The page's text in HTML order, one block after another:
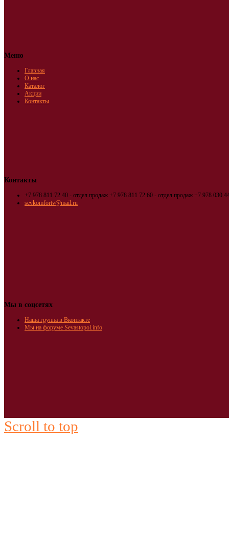
Меню
Главная
О нас
Каталог
Акции
Контакты
Контакты
+7 978 811 72 40 - отдел продаж +7 978 811 72 60 - отдел продаж +7 978 030
sevkomfortv@mail.ru
Мы в соцсетях
Наша группа в Вконтакте
Мы на форуме Sevastopol.info
Scroll to top